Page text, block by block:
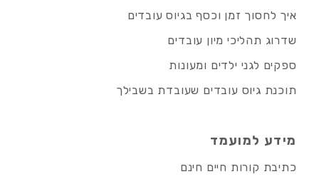
איך לחסוך זמן וכסף בגיוס עובדים
שדרוג תהליכי מיון עובדים
ספקים לגני ילדים ומעונות
תוכנת גיוס עובדים שעובדת בשבילך
מידע למועמד
כתיבת קורות חיים חינם